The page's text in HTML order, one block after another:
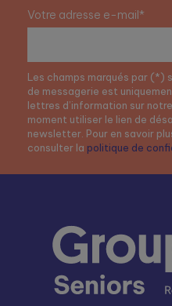
Votre adresse e-mail*
Les champs marqués par (*)
de messagerie est
lettres d’information sur
moment utiliser le lien de
newsletter. Pour en savoir
consulter la politique de